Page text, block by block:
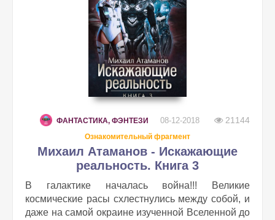
ФАНТАСТИКА, ФЭНТЕЗИ 08-12-2018 21144
Ознакомительный фрагмент
Михаил Атаманов - Искажающие
реальность. Книга 3
В галактике началась война!!! Великие
космические расы схлестнулись между собой, и
даже на самой окраине изученной Вселенной до